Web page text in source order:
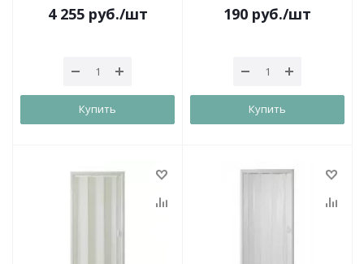
4 255руб./шт
Купить
190 руб./шт
Купить